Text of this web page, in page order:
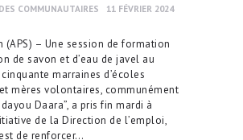
COMMUNAUTAIRES
11 FÉVRIER 2024
(APS) – Une session de formation
de savon et d’eau de javel au
marraines d’écoles
mères volontaires, communément
Daara”, a pris fin mardi à
de la Direction de l’emploi,
de renforcer…